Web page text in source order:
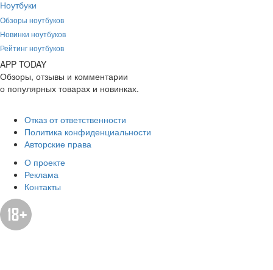
Ноутбуки
Обзоры ноутбуков
Новинки ноутбуков
Рейтинг ноутбуков
APP TODAY
Обзоры, отзывы и комментарии
о популярных товарах и новинках.
Отказ от ответственности
Политика конфиденциальности
Авторские права
О проекте
Реклама
Контакты